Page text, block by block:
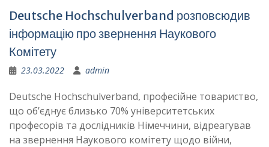
Deutsche Hochschulverband розповсюдив
інформацію про звернення Наукового
Комітету
23.03.2022 admin
Deutsche Hochschulverband, професійне товариство,
що об’єднує близько 70% університетських
професорів та дослідників Німеччини, відреагував
на звернення Наукового комітету щодо війни,